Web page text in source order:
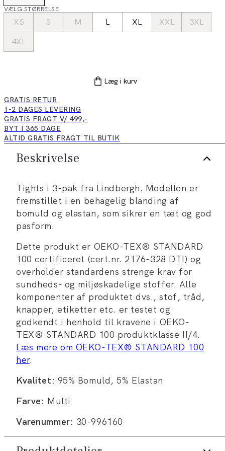
VÆLG STØRRELSE
XS S M L XL XXL
3XL
4XL
Læg i kurv
GRATIS RETUR
1-2 DAGES LEVERING
GRATIS FRAGT V/ 499,-
BYT I 365 DAGE
ALTID GRATIS FRAGT TIL BUTIK
Beskrivelse
Tights i 3-pak fra Lindbergh. Modellen er
fremstillet i en behagelig blanding af
bomuld og elastan, som sikrer en tæt og god
pasform.
Dette produkt er OEKO-TEX® STANDARD
100 certificeret (cert.nr. 2176-328 DTI) og
overholder standardens strenge krav for
sundheds- og miljøskadelige stoffer. Alle
komponenter af produktet dvs., stof, tråd,
knapper, etiketter etc. er testet og
godkendt i henhold til kravene i OEKO-
TEX® STANDARD 100 produktklasse II/4.
Læs mere om OEKO-TEX® STANDARD 100
her.
Kvalitet: 95% Bomuld, 5% Elastan
Farve: Multi
Varenummer: 30-996160